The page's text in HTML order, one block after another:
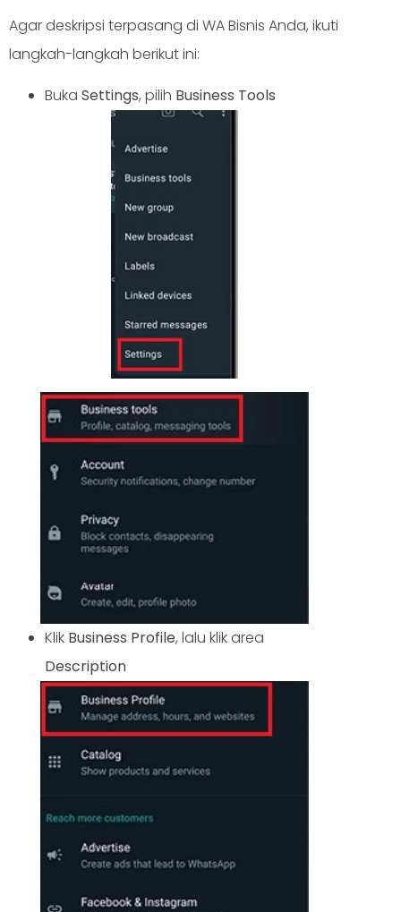
Agar deskripsi terpasang di WA Bisnis Anda, ikuti
langkah-langkah berikut ini:
Buka Settings, pilih Business Tools
Klik Business Profile, lalu klik area
Description